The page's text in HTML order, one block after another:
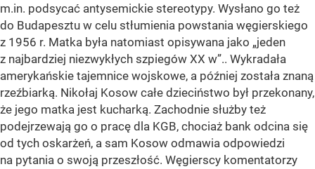
m.in. podsycać antysemickie stereotypy. Wysłano go też
do Budapesztu w celu stłumienia powstania węgierskiego
z 1956 r. Matka była natomiast opisywana jako „jeden
z najbardziej niezwykłych szpiegów XX w”.. Wykradała
amerykańskie tajemnice wojskowe, a później została znaną
rzeźbiarką. Nikołaj Kosow całe dzieciństwo był przekonany,
że jego matka jest kucharką. Zachodnie służby też
podejrzewają go o pracę dla KGB, chociaż bank odcina się
od tych oskarżeń, a sam Kosow odmawia odpowiedzi
na pytania o swoją przeszłość. Węgierscy komentatorzy